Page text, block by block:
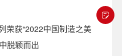
荣获“2022中国制造之美
脱颖而出